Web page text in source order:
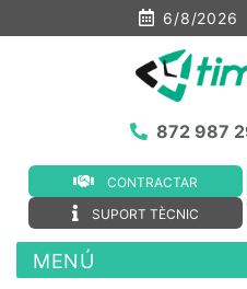
6/8/2026
CONTRACTAR
SUPORT TÈCNIC
872 987
MENÚ